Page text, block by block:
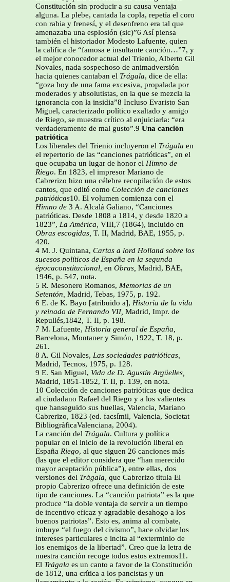
Constitución sin producir a su causa ventaja
alguna. La plebe, cantada la copla, repetía el coro
con rabia y frenesí, y el desenfreno era tal que
amenazaba una esplosión (sic)”6 Así piensa
también el historiador Modesto Lafuente, quien
la califica de “famosa e insultante canción…”7, y
el mejor conocedor actual del Trienio, Alberto Gil
Novales, nada sospechoso de animadversión
hacia quienes cantaban el Trágala, dice de ella:
“goza hoy de una fama excesiva, propalada por
moderados y absolutistas, en la que se mezcla la
ignorancia con la insidia”8 Incluso Evaristo San
Miguel, caracterizado político exaltado y amigo
de Riego, se muestra crítico al enjuiciarla: “era
verdaderamente de mal gusto”.9 Una canción
patriótica
Los liberales del Trienio incluyeron el Trágala en
el repertorio de las “canciones patrióticas”, en el
que ocupaba un lugar de honor el Himno de
Riego. En 1823, el impresor Mariano de
Cabrerizo hizo una célebre recopilación de estos
cantos, que editó como Colección de canciones
patrióticas10. El volumen comienza con el
Himno de 3 A. Alcalá Galiano, “Canciones
patrióticas. Desde 1808 a 1814, y desde 1820 a
1823”, La América, VIII,7 (1864), incluido en
Obras escogidas, T. II, Madrid, BAE, 1955, p.
420.
4 M. J. Quintana, Cartas a lord Holland sobre los
sucesos políticos de España en la segunda
épocaconstitucional, en Obras, Madrid, BAE,
1946, p. 547, nota.
5 R. Mesonero Romanos, Memorias de un
Setentón, Madrid, Tebas, 1975, p. 192.
6 E. de K. Bayo [atribuido a], Historia de la vida
y reinado de Fernando VII, Madrid, Impr. de
Repullés,1842, T. II, p. 198.
7 M. Lafuente, Historia general de España,
Barcelona, Montaner y Simón, 1922, T. 18, p.
261.
8 A. Gil Novales, Las sociedades patrióticas,
Madrid, Tecnos, 1975, p. 128.
9 E. San Miguel, Vida de D. Agustín Argüelles,
Madrid, 1851-1852, T. II, p. 139, en nota.
10 Colección de canciones patrióticas que dedica
al ciudadano Rafael del Riego y a los valientes
que hanseguido sus huellas, Valencia, Mariano
Cabrerizo, 1823 (ed. facsímil, Valencia, Societat
BibliogràficaValenciana, 2004).
La canción del Trágala. Cultura y política
popular en el inicio de la revolución liberal en
España Riego, al que siguen 26 canciones más
(las que el editor considera que “han merecido
mayor aceptación pública”), entre ellas, dos
versiones del Trágala, que Cabrerizo titula El
propio Cabrerizo ofrece una definición de este
tipo de canciones. La “canción patriota” es la que
produce “la doble ventaja de servir a un tiempo
de incentivo eficaz y agradable desahogo a los
buenos patriotas”. Esto es, anima al combate,
imbuye “el fuego del civismo”, hace olvidar los
intereses particulares e incita al “exterminio de
los enemigos de la libertad”. Creo que la letra de
nuestra canción recoge todos estos extremos11.
El Trágala es un canto a favor de la Constitución
de 1812, una crítica a los pancistas y un